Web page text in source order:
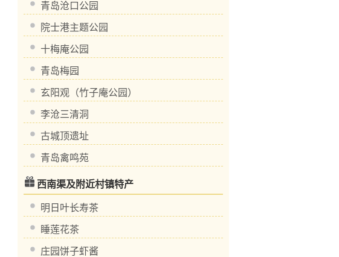
青岛沧口公园
院士港主题公园
十梅庵公园
青岛梅园
玄阳观（竹子庵公园）
李沧三清洞
古城顶遗址
青岛禽鸣苑
西南渠及附近村镇特产
明日叶长寿茶
睡莲花茶
庄园饼子虾酱